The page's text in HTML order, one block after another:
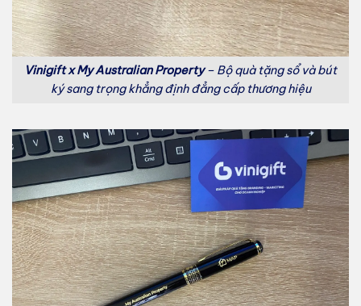
Vinigift x My Australian Property– Bộ quà tặng sổ và bút
ký sang trọng khẳng định đẳng cấp thương hiệu